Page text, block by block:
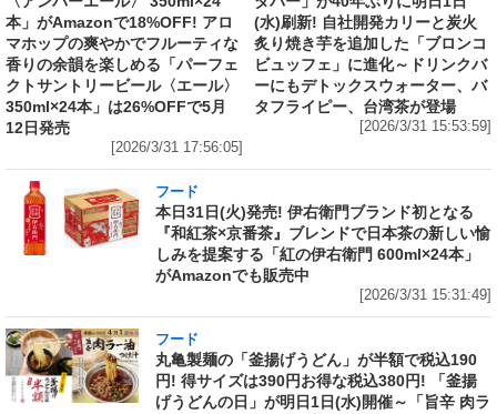
本」がAmazonで18%OFF! アロ
マホップの爽やかでフルーティな
香りの余韻を楽しめる「パーフェ
クトサントリービール〈エール〉
350ml×24本」は26%OFFで5月
12日発売
[2026/3/31 17:56:05]
(水)刷新! 自社開発カリーと炭火
炙り焼き芋を追加した「ブロンコ
ビュッフェ」に進化～ドリンクバ
ーにもデトックスウォーター、バ
タフライピー、台湾茶が登場
[2026/3/31 15:53:59]
フード
本日31日(火)発売! 伊右衛門ブランド初となる
『和紅茶×京番茶』ブレンドで日本茶の新しい愉
しみを提案する「紅の伊右衛門 600ml×24本」
がAmazonでも販売中
[2026/3/31 15:31:49]
フード
丸亀製麺の「釜揚げうどん」が半額で税込190
円! 得サイズは390円お得な税込380円! 「釜揚
げうどんの日」が明日1日(水)開催～「旨辛 肉ラ